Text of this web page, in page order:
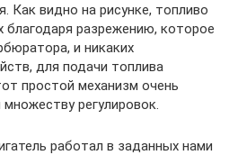
Как видно на рисунке, топливо
благодаря разрежению, которое
и никаких
для подачи топлива
простой механизм очень
регулировок.
работал в заданных нами